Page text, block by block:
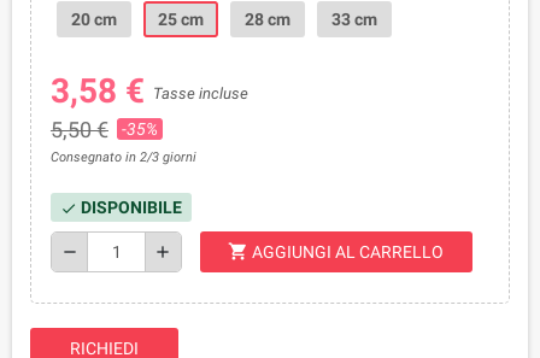
20 cm
25 cm 28 cm 33 cm
3,58 € Tasse incluse
5,50 € -35%
Consegnato in 2/3 giorni
check DISPONIBILE
remove add shopping_cart AGGIUNGI AL CARRELLO
RICHIEDI